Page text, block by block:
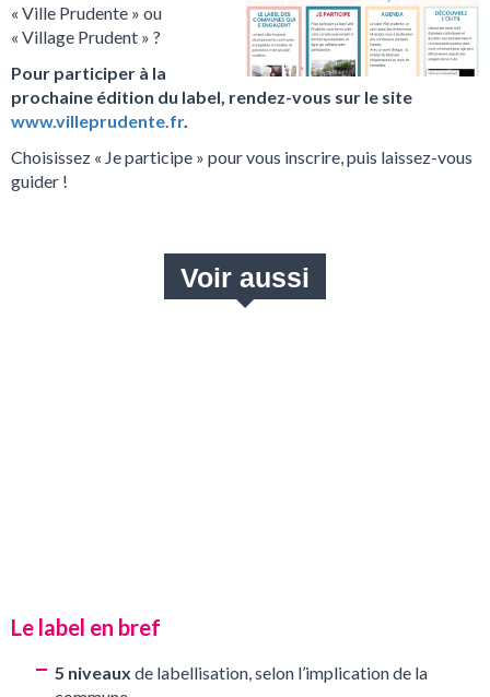
« Ville Prudente » ou
« Village Prudent » ?
Pour participer à la
prochaine édition du label, rendez-vous sur le site
www.villeprudente.fr.
Choisissez « Je participe » pour vous inscrire, puis laissez-vous
guider !
Le label en bref
5 niveaux de labellisation, selon l’implication de la